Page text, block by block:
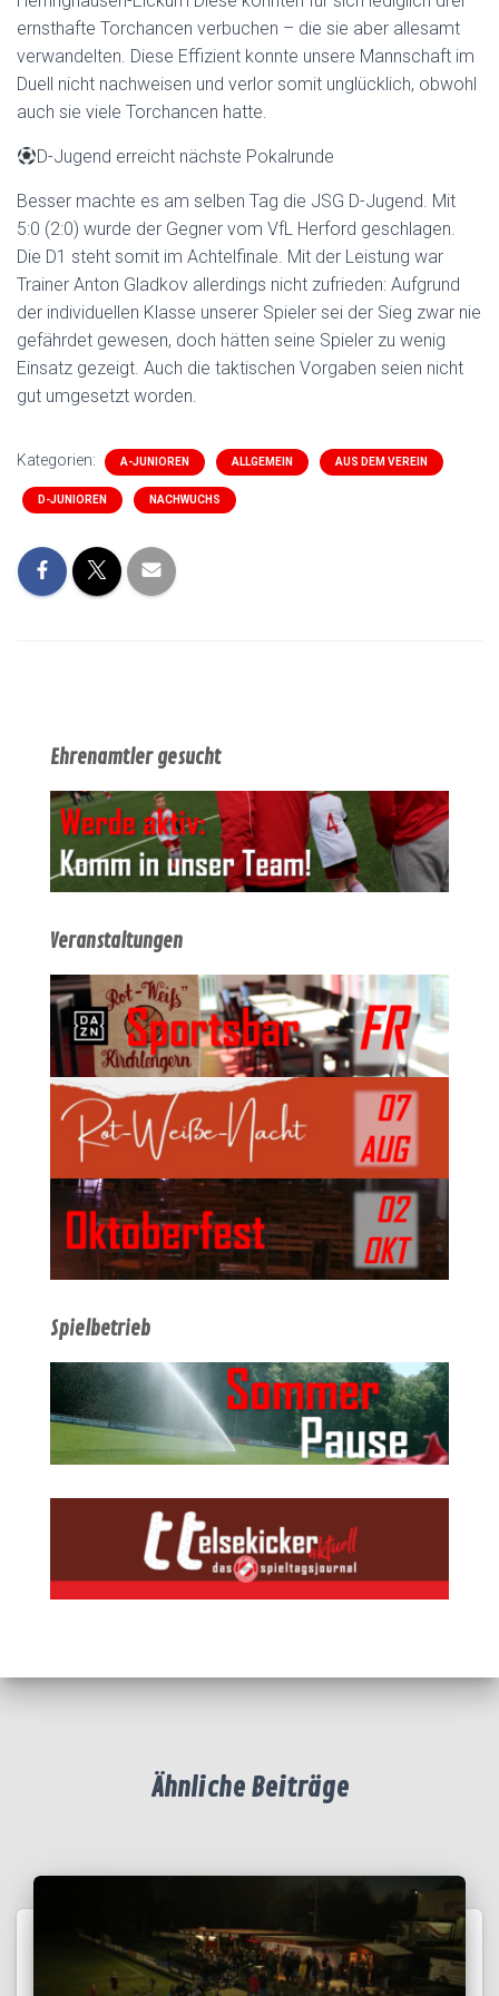
ernsthafte Torchancen verbuchen – die sie aber allesamt
verwandelten. Diese Effizient konnte unsere Mannschaft im
Duell nicht nachweisen und verlor somit unglücklich, obwohl
auch sie viele Torchancen hatte.
D-Jugend erreicht nächste Pokalrunde
Besser machte es am selben Tag die JSG D-Jugend. Mit
5:0 (2:0) wurde der Gegner vom VfL Herford geschlagen.
Die D1 steht somit im Achtelfinale. Mit der Leistung war
Trainer Anton Gladkov allerdings nicht zufrieden: Aufgrund
der individuellen Klasse unserer Spieler sei der Sieg zwar nie
gefährdet gewesen, doch hätten seine Spieler zu wenig
Einsatz gezeigt. Auch die taktischen Vorgaben seien nicht
gut umgesetzt worden.
Kategorien: A-JUNIOREN ALLGEMEIN AUS DEM VEREIN
D-JUNIOREN NACHWUCHS
Ehrenamtler gesucht
Veranstaltungen
Spielbetrieb
Ähnliche Beiträge